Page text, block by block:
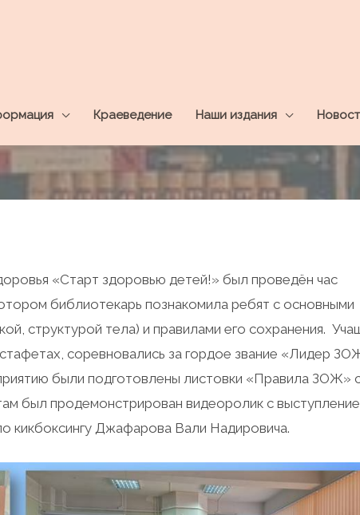
Краеведение Наши издания
«Старт здоровью детей!» был проведён час
библиотекарь познакомила ребят с основными
структурой тела) и правилами его сохранения.
соревновались за гордое звание «Лидер
были подготовлены листовки «Правила ЗОЖ»
был продемонстрирован видеоролик с
кикбоксингу Джафарова Вали Надировича.